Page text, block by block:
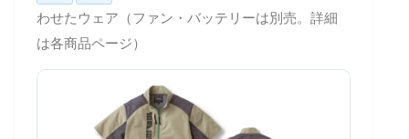
わせたウェア（ファン・バッテリーは別売。詳細
は各商品ページ）